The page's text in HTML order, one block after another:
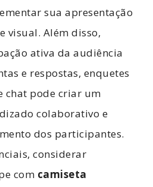
sua apresentação
visual. Além disso,
ativa da audiência
e respostas, enquetes
chat pode criar um
colaborativo e
dos participantes.
considerar
com camiseta